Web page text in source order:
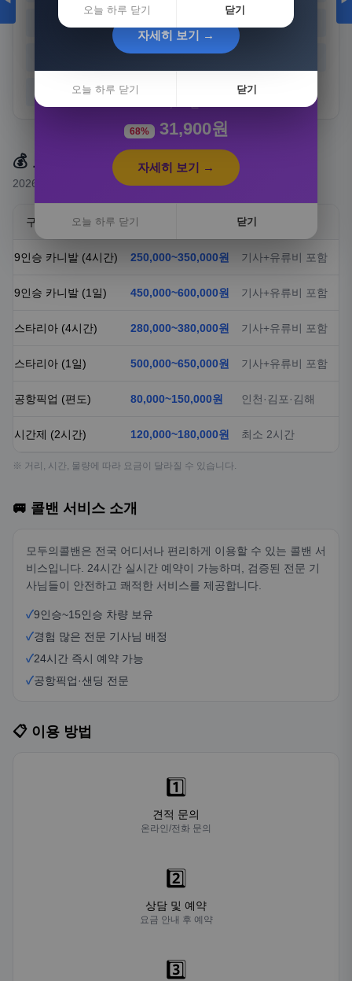
경기 충남
전남 경북
💰 요금 안내
2026년 기준 예상 요금 (실제 요금은 상담 시 확정)
구분
9인승 카니발 (4시간) 250,000~350,000원 기사+유류비 포함
9인승 카니발 (1일) 450,000~600,000원 기사+유류비 포함
스타리아 (4시간) 280,000~380,000원 기사+유류비 포함
스타리아 (1일) 500,000~650,000원 기사+유류비 포함
공항픽업 (편도) 80,000~150,000원 인천·김포·김해
시간제 (2시간) 120,000~180,000원 최소 2시간
※ 거리, 시간, 물량에 따라 요금이 달라질 수 있습니다.
🚐 콜밴 서비스 소개
모두의콜밴은 전국 어디서나 편리하게 이용할 수 있는 콜밴 서
비스입니다. 24시간 실시간 예약이 가능하며, 검증된 전문 기
사님들이 안전하고 쾌적한 서비스를 제공합니다.
✓9인승~15인승 차량 보유
✓경험 많은 전문 기사님 배정
✓24시간 즉시 예약 가능
✓공항픽업·샌딩 전문
📋 이용 방법
1️⃣
견적 문의
온라인/전화 문의
2️⃣
상담 및 예약
요금 안내 후 예약
3️⃣
오늘 하루 닫기 닫기
68% 31,900원
자세히 보기 →
오늘 하루 닫기 닫기
자세히 보기 →
오늘 하루 닫기 닫기